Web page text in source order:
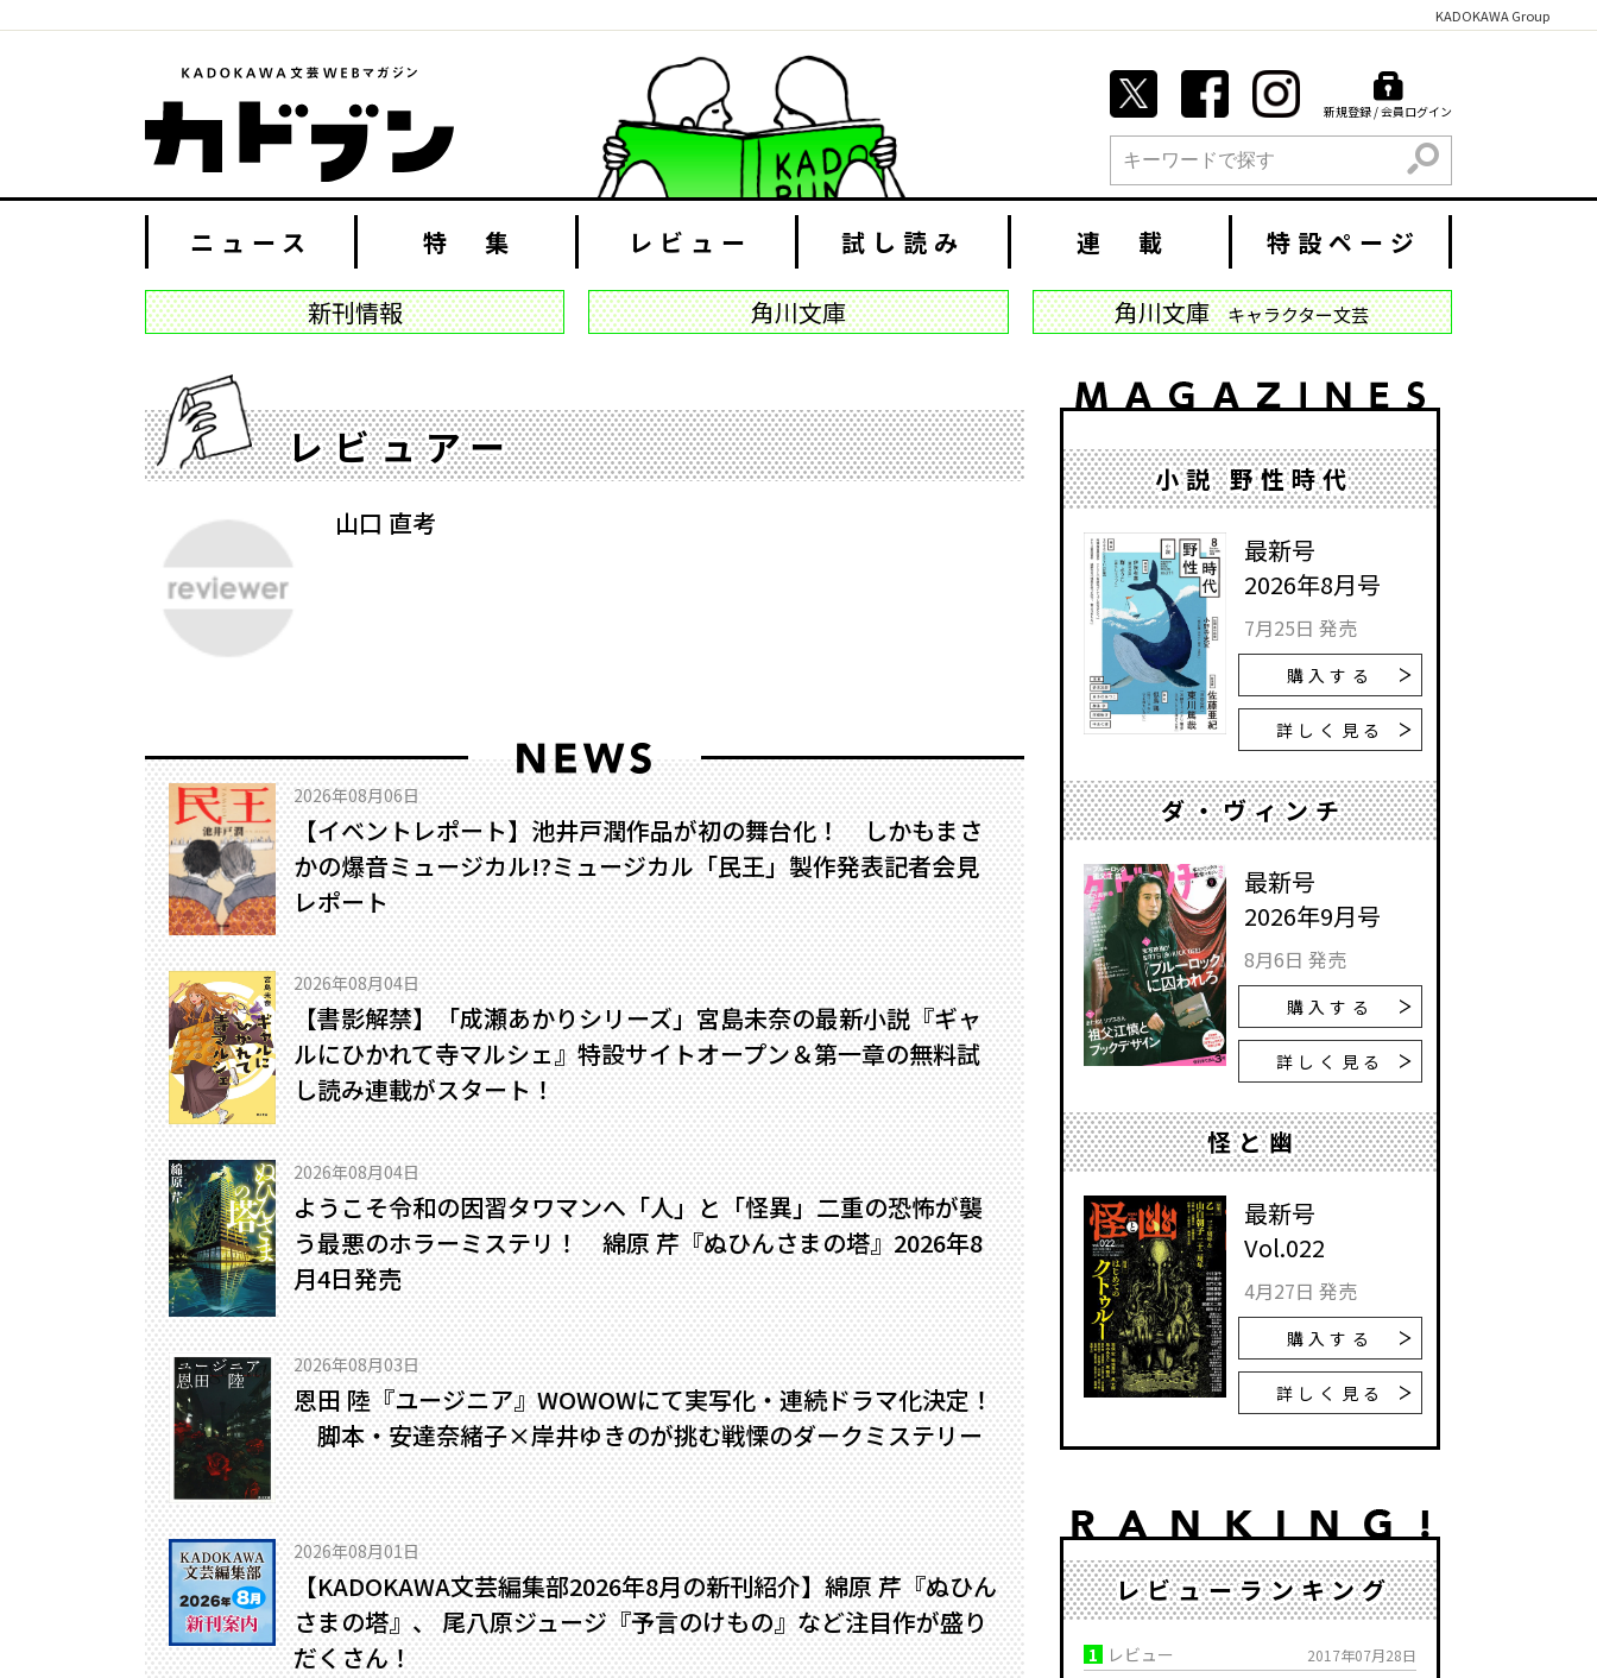
KADOKAWA Group
新規登録 / 会員ログイン
検索
ニュース 特 集 レビュー 試し読み 連 載 特設ページ
新刊情報 角川文庫 角川文庫 キャラクター文芸
レビュアー
山口 直考
2026年08月06日
【イベントレポート】池井戸潤作品が初の舞台化！ しかもまさ
かの爆音ミュージカル!?――ミュージカル「民王」製作発表記者会見
レポート
2026年08月04日
【書影解禁】「成瀬あかりシリーズ」宮島未奈の最新小説『ギャ
ルにひかれて寺マルシェ』特設サイトオープン＆第一章の無料試
し読み連載がスタート！
2026年08月04日
ようこそ令和の因習タワマンへ――「人」と「怪異」二重の恐怖が襲
う最悪のホラーミステリ！ 綿原 芹『ぬひんさまの塔』2026年8
月4日発売
2026年08月03日
恩田 陸『ユージニア』WOWOWにて実写化・連続ドラマ化決定！
脚本・安達奈緒子×岸井ゆきのが挑む戦慄のダークミステリー
2026年08月01日
【KADOKAWA文芸編集部2026年8月の新刊紹介】綿原 芹『ぬひん
さまの塔』、 尾八原ジュージ『予言のけもの』など注目作が盛り
だくさん！
小説 野性時代
最新号
2026年8月号
7月25日 発売
購入する
詳しく見る
ダ・ヴィンチ
最新号
2026年9月号
8月6日 発売
購入する
詳しく見る
怪と幽
最新号
Vol.022
4月27日 発売
購入する
詳しく見る
レビューランキング
1 レビュー 2017年07月28日